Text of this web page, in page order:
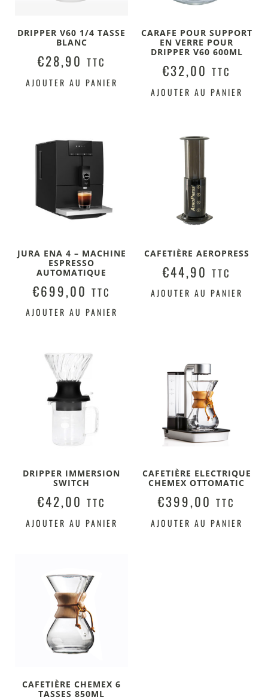
DRIPPER V60 1/4 TASSE
BLANC
€28,90 TTC
AJOUTER AU PANIER
CARAFE POUR SUPPORT
EN VERRE POUR
DRIPPER V60 600ML
€32,00 TTC
AJOUTER AU PANIER
JURA ENA 4 – MACHINE
ESPRESSO
AUTOMATIQUE
€699,00 TTC
AJOUTER AU PANIER
CAFETIÈRE AEROPRESS
€44,90 TTC
AJOUTER AU PANIER
DRIPPER IMMERSION
SWITCH
€42,00 TTC
AJOUTER AU PANIER
CAFETIÈRE ELECTRIQUE
CHEMEX OTTOMATIC
€399,00 TTC
AJOUTER AU PANIER
CAFETIÈRE CHEMEX 6
TASSES 850ML